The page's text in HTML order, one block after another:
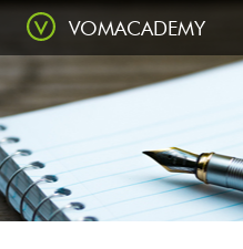
VOMACADEMY
Today